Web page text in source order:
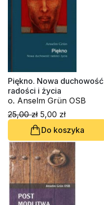
Piękno. Nowa duchowość
radości i życia
o. Anselm Grün OSB
25,00 zł 5,00 zł
Do koszyka